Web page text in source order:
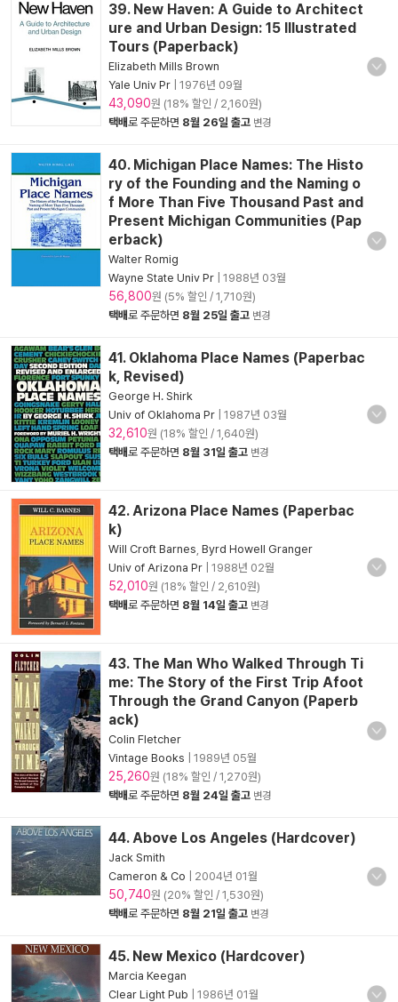
39. New Haven: A Guide to Architect
ure and Urban Design: 15 Illustrated
Tours (Paperback)
Elizabeth Mills Brown
Yale Univ Pr
1976년 09월
43,090원 (18% 할인 / 2,160원)
택배로 주문하면 8월 26일 출고 변경
40. Michigan Place Names: The Histo
ry of the Founding and the Naming o
f More Than Five Thousand Past and
Present Michigan Communities (Pap
erback)
Walter Romig
Wayne State Univ Pr
1988년 03월
56,800원 (5% 할인 / 1,710원)
택배로 주문하면 8월 25일 출고 변경
41. Oklahoma Place Names (Paperbac
k, Revised)
George H. Shirk
Univ of Oklahoma Pr
1987년 03월
32,610원 (18% 할인 / 1,640원)
택배로 주문하면 8월 31일 출고 변경
42. Arizona Place Names (Paperbac
k)
Will Croft Barnes Byrd Howell Granger
Univ of Arizona Pr
1988년 02월
52,010원 (18% 할인 / 2,610원)
택배로 주문하면 8월 14일 출고 변경
43. The Man Who Walked Through Ti
me: The Story of the First Trip Afoot
Through the Grand Canyon (Paperb
ack)
Colin Fletcher
Vintage Books
1989년 05월
25,260원 (18% 할인 / 1,270원)
택배로 주문하면 8월 24일 출고 변경
44. Above Los Angeles (Hardcover)
Jack Smith
Cameron & Co
2004년 01월
50,740원 (20% 할인 / 1,530원)
택배로 주문하면 8월 21일 출고 변경
45. New Mexico (Hardcover)
Marcia Keegan
Clear Light Pub
1986년 01월